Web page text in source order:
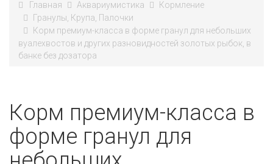
Главная Аквариумистика
Кормление
Гранулы, Крупа, Палочки
Корм премиум-класса в форме гранул для небольших
вуалехвостов и других разновидностей золотых рыбок, в
банке без дозатора
Корм премиум-класса в
форме гранул для